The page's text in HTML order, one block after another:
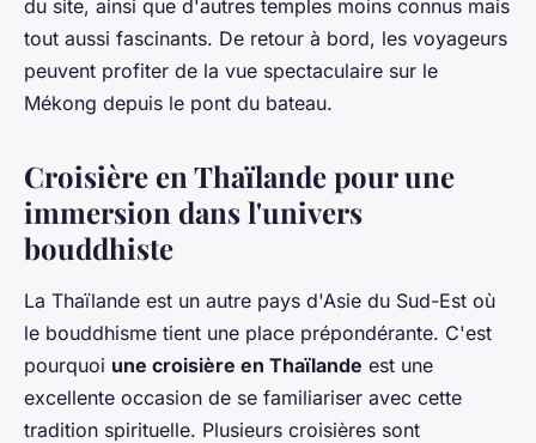
du site, ainsi que d'autres temples moins connus mais
tout aussi fascinants. De retour à bord, les voyageurs
peuvent profiter de la vue spectaculaire sur le
Mékong depuis le pont du bateau.
Croisière en Thaïlande pour une
immersion dans l'univers
bouddhiste
La Thaïlande est un autre pays d'Asie du Sud-Est où
le bouddhisme tient une place prépondérante. C'est
pourquoi une croisière en Thaïlande est une
excellente occasion de se familiariser avec cette
tradition spirituelle. Plusieurs croisières sont